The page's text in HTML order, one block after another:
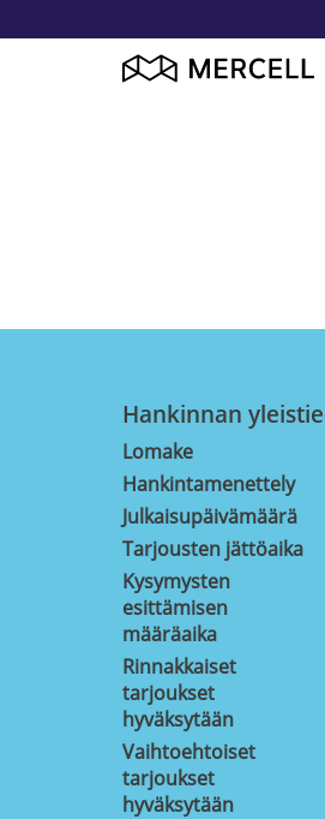
Hankinnan
Lomake
Hankintamenettely
Julkaisupäivämäärä
Tarjousten jättöaika
Kysymysten
esittämisen
määräaika
Rinnakkaiset
tarjoukset
hyväksytään
Vaihtoehtoiset
tarjoukset
hyväksytään